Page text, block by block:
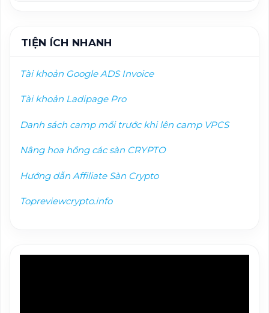
TIỆN ÍCH NHANH
Tài khoản Google ADS Invoice
Tài khoản Ladipage Pro
Danh sách camp mồi trước khi lên camp VPCS
Nâng hoa hồng các sàn CRYPTO
Hướng dẫn Affiliate Sàn Crypto
Topreviewcrypto.info